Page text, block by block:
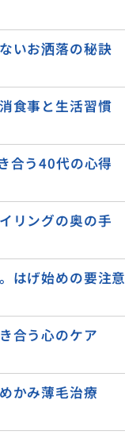
いお洒落の秘訣
食事と生活習慣
合う40代の心得
リングの奥の手
はげ始めの要注
合う心のケア
かみ薄毛治療